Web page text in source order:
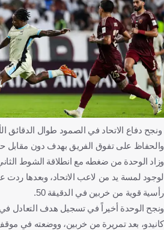
ونجح دفاع الاتحاد في الصمود طوال الدقائق
والحفاظ على تفوق الفريق بهدف دون مقابل
وزاد الوحدة من ضغطه مع انطلاقة الشوط
لوجود لمسة يد من لاعب الاتحاد، وبعدها ردت
رأسية قوية من خربين في الدقيقة 50.
كانيدو، بعد تمريرة من خربين، ووضعته في